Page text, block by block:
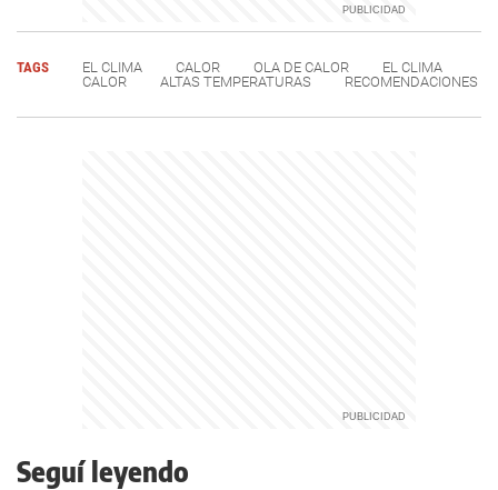
TAGS EL CLIMA CALOR OLA DE CALOR
EL CLIMA
CALOR
ALTAS TEMPERATURAS RECOMENDACIONES
Seguí leyendo